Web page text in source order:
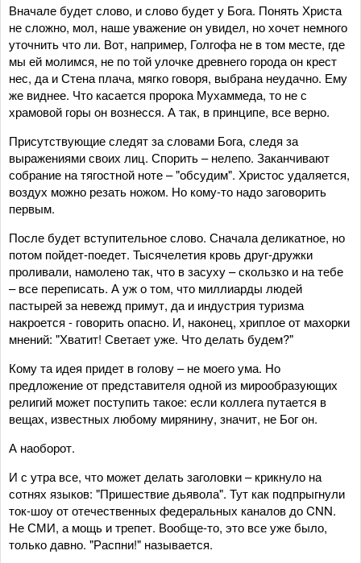
Вначале будет слово, и слово будет у Бога. Понять Христа
не сложно, мол, наше уважение он увидел, но хочет немного
уточнить что ли. Вот, например, Голгофа не в том месте, где
мы ей молимся, не по той улочке древнего города он крест
нес, да и Стена плача, мягко говоря, выбрана неудачно. Ему
же виднее. Что касается пророка Мухаммеда, то не с
храмовой горы он вознесся. А так, в принципе, все верно.
Присутствующие следят за словами Бога, следя за
выражениями своих лиц. Спорить – нелепо. Заканчивают
собрание на тягостной ноте – "обсудим". Христос удаляется,
воздух можно резать ножом. Но кому-то надо заговорить
первым.
После будет вступительное слово. Сначала деликатное, но
потом пойдет-поедет. Тысячелетия кровь друг-дружки
проливали, намолено так, что в засуху – скользко и на тебе
– все переписать. А уж о том, что миллиарды людей
пастырей за невежд примут, да и индустрия туризма
накроется - говорить опасно. И, наконец, хриплое от махорки
мнений: "Хватит! Светает уже. Что делать будем?"
Кому та идея придет в голову – не моего ума. Но
предложение от представителя одной из мирообразующих
религий может поступить такое: если коллега путается в
вещах, известных любому мирянину, значит, не Бог он.
А наоборот.
И с утра все, что может делать заголовки – крикнуло на
сотнях языков: "Пришествие дьявола". Тут как подпрыгнули
ток-шоу от отечественных федеральных каналов до CNN.
Не СМИ, а мощь и трепет. Вообще-то, это все уже было,
только давно. "Распни!" называется.